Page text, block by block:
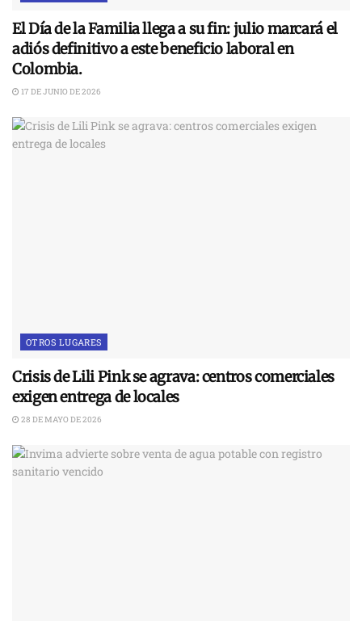
El Día de la Familia llega a su fin: julio marcará el
adiós definitivo a este beneficio laboral en
Colombia.
17 DE JUNIO DE 2026
OTROS LUGARES
Crisis de Lili Pink se agrava: centros comerciales
exigen entrega de locales
28 DE MAYO DE 2026